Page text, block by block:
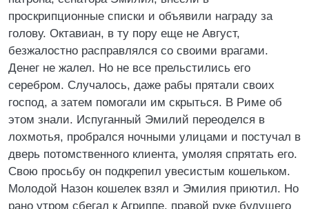
проскрипционные списки и объявили награду за
голову. Октавиан, в ту пору еще не Август,
безжалостно расправлялся со своими врагами.
Денег не жалел. Но не все прельстились его
серебром. Случалось, даже рабы прятали своих
господ, а затем помогали им скрыться. В Риме об
этом знали. Испуганный Эмилий переоделся в
лохмотья, пробрался ночными улицами и постучал в
дверь потомственного клиента, умоляя спрятать его.
Свою просьбу он подкрепил увесистым кошельком.
Молодой Назон кошелек взял и Эмилия приютил. Но
рано утром сбегал к Агриппе, правой руке будущего